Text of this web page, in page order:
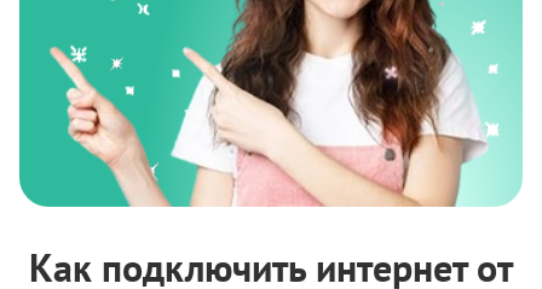
Как подключить интернет от